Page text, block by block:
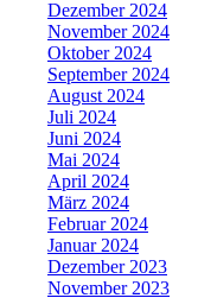
Dezember 2024
November 2024
Oktober 2024
September 2024
August 2024
Juli 2024
Juni 2024
Mai 2024
April 2024
März 2024
Februar 2024
Januar 2024
Dezember 2023
November 2023